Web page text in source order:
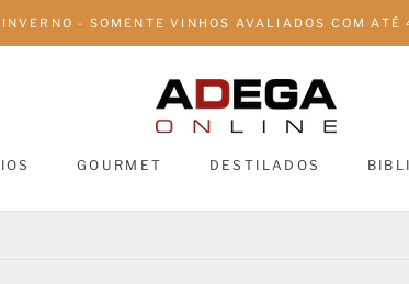
- SOMENTE VINHOS AVALIADOS COM
GOURMET
DESTILADOS